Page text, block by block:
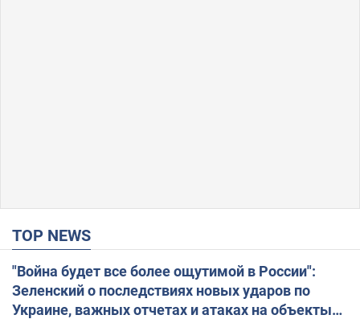
TOP NEWS
"Война будет все более ощутимой в России":
Зеленский о последствиях новых ударов по
Украине, важных отчетах и атаках на объекты